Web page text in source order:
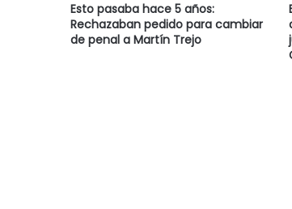
Esto pasaba hace 5 años:
Rechazaban pedido para cambiar
de penal a Martín Trejo